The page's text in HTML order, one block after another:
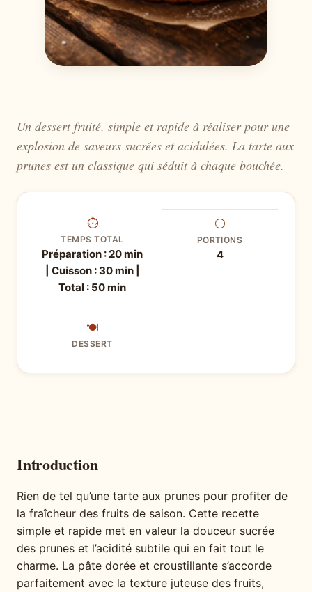
Un dessert fruité, simple et rapide à réaliser pour une
explosion de saveurs sucrées et acidulées. La tarte aux
prunes est un classique qui séduit à chaque bouchée.
⏱
TEMPS TOTAL
Préparation : 20 min
| Cuisson : 30 min |
Total : 50 min
⚪
PORTIONS
4
🍽
DESSERT
Introduction
Rien de tel qu’une tarte aux prunes pour profiter de
la fraîcheur des fruits de saison. Cette recette
simple et rapide met en valeur la douceur sucrée
des prunes et l’acidité subtile qui en fait tout le
charme. La pâte dorée et croustillante s’accorde
parfaitement avec la texture juteuse des fruits,